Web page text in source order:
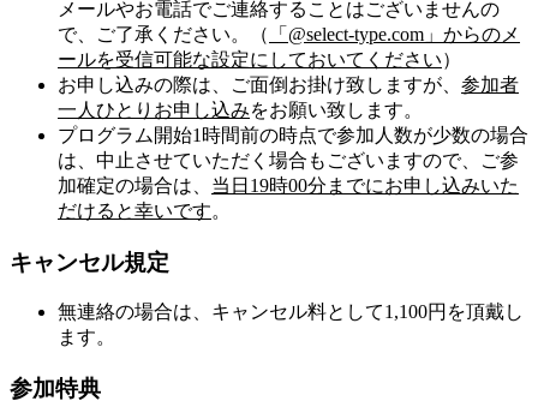
メールやお電話でご連絡することはございませんの
で、ご了承ください。（
「@select-type.com」からのメ
ールを受信可能な設定にしておいてください）
お申し込みの際は、ご面倒お掛け致しますが、 参加者
一人ひとりお申し込みをお願い致します。
プログラム開始1時間前の時点で参加人数が少数の場合
は、中止させていただく場合もございますので、ご参
加確定の場合は、 当日19時00分までにお申し込みいた
だけると幸いです。
キャンセル規定
無連絡の場合は、キャンセル料として1,100円を頂戴し
ます。
参加特典